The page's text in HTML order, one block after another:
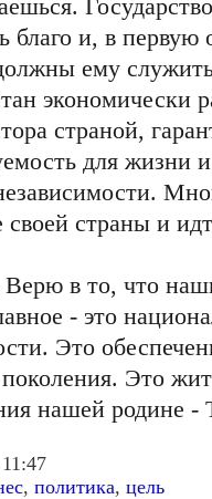
благо и, в
ему
экономически
страной,
для жизни
своей страны и
Верю в то, что
- это
Это
Это
нашей родине -
, политика, цель